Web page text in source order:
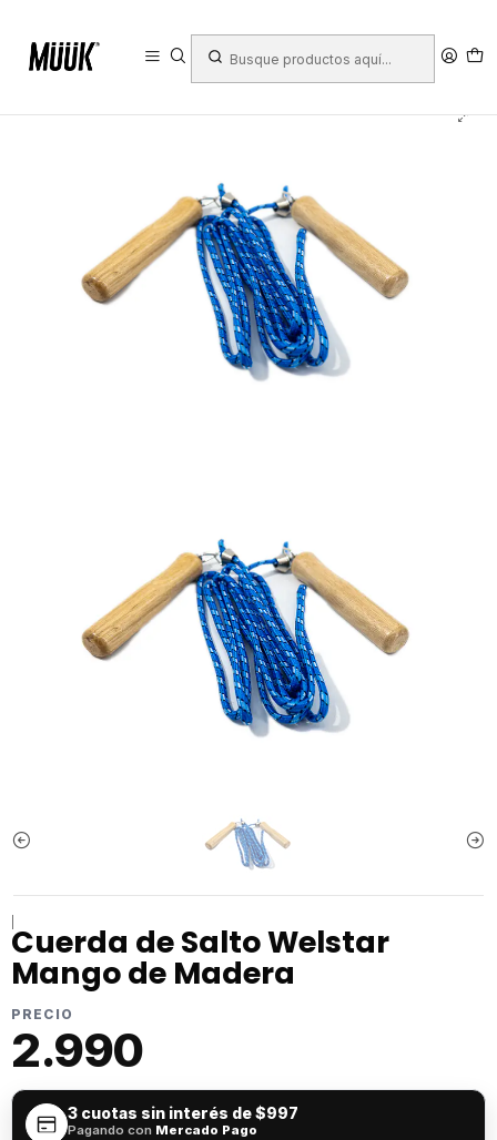
Cuerda de Salto Welstar
Mango de Madera
PRECIO
2.990
3 cuotas sin interés de$997
Pagando con Mercado Pago